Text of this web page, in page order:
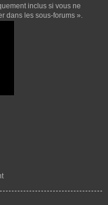
inclus si vous ne
dans les sous-forums ».